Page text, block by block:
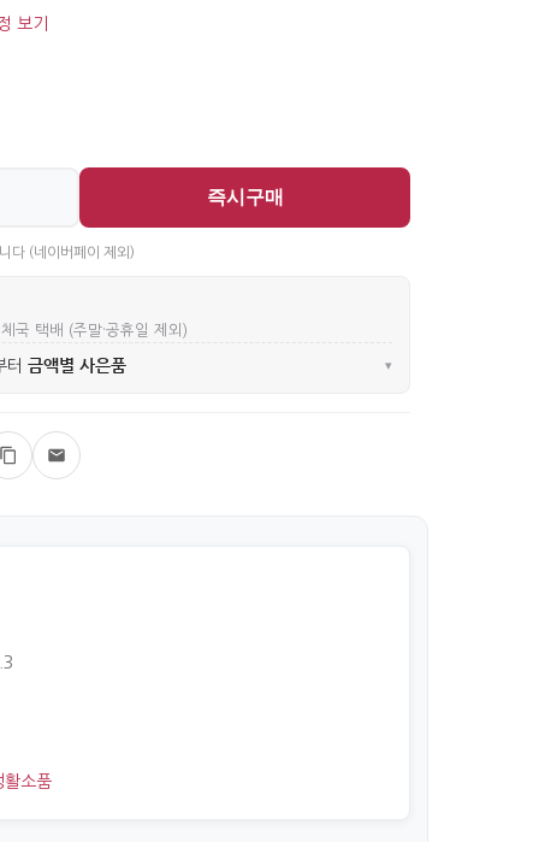
보기
즉시구매
다 (네이버페이 제외)
국 택배 (주말·공휴일 제외)
터 금액별 사은품 ▾
활소품